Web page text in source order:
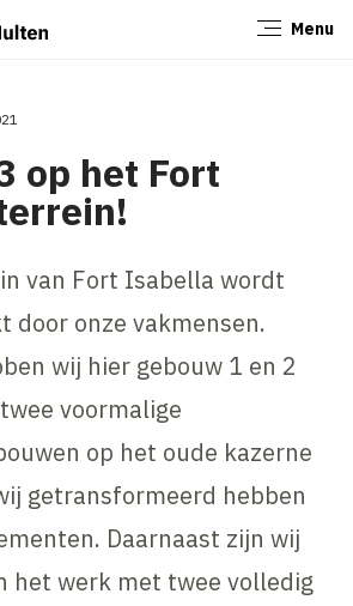
Menu
op het Fort
van Fort Isabella wordt
door onze vakmensen.
wij hier gebouw 1 en 2
voormalige
op het oude kazerne
getransformeerd hebben
Daarnaast zijn wij
het werk met twee volledig
Sluiten